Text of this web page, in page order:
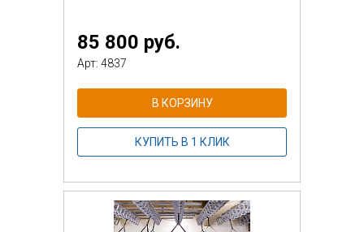
85 800 руб.
Арт: 4837
В КОРЗИНУ
КУПИТЬ В 1 КЛИК